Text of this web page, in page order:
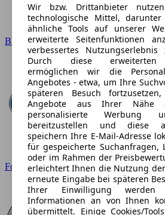
BMW
Ford
Wir bzw. Drittanbieter
technologische Mittel,
ähnliche Tools auf unserer
erweiterte Seitenfunktionen
verbessertes Nutzungserlebnis
Durch diese erweiterten
ermöglichen wir die
Angebotes - etwa, um Ihre
späteren Besuch
Angebote aus Ihrer Nähe
personalisierte Werbung
bereitzustellen und diese
speichern Ihre E-Mail-Adresse
für gespeicherte Suchanfragen,
oder im Rahmen der
erleichtert Ihnen die Nutzung
erneute Eingabe bei späteren
Ihrer Einwilligung werden
Informationen an von Ihnen
übermittelt. Einige Cookies/